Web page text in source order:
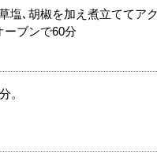
塩､胡椒を加え煮立ててア
ブンで60分
。